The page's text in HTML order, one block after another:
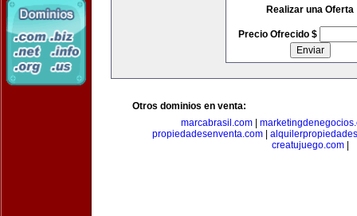
Realizar una Oferta
Precio Ofrecido $
Otros dominios en venta:
marcabrasil.com
propiedadesenventa.com
creatujuego.com|